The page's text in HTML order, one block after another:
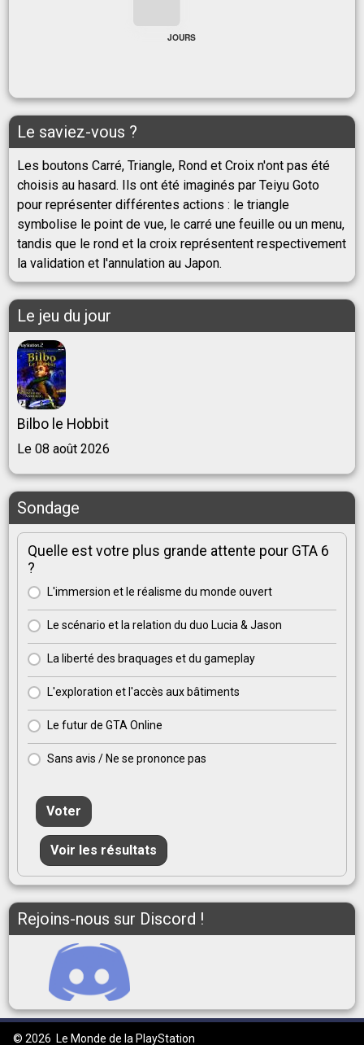
JOURS
Le saviez-vous ?
Les boutons Carré, Triangle, Rond et Croix n'ont pas été
choisis au hasard. Ils ont été imaginés par Teiyu Goto
pour représenter différentes actions : le triangle
symbolise le point de vue, le carré une feuille ou un menu,
tandis que le rond et la croix représentent respectivement
la validation et l'annulation au Japon.
Le jeu du jour
Bilbo le Hobbit
Le 08 août 2026
Sondage
Quelle est votre plus grande attente pour GTA 6
?
L'immersion et le réalisme du monde ouvert
Le scénario et la relation du duo Lucia & Jason
La liberté des braquages et du gameplay
L'exploration et l'accès aux bâtiments
Le futur de GTA Online
Sans avis / Ne se prononce pas
Voter
Voir les résultats
Rejoins-nous sur Discord !
© 2026 Le Monde de la PlayStation